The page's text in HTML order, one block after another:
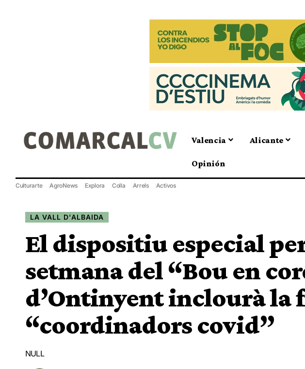
Valencia Alicante
Opinión
Culturarte AgroNews Explora Colla Arrels Activos
LA VALL D'ALBAIDA
El dispositiu especial
setmana del “Bou en
d’Ontinyent inclourà la
“coordinadors covid”
NULL